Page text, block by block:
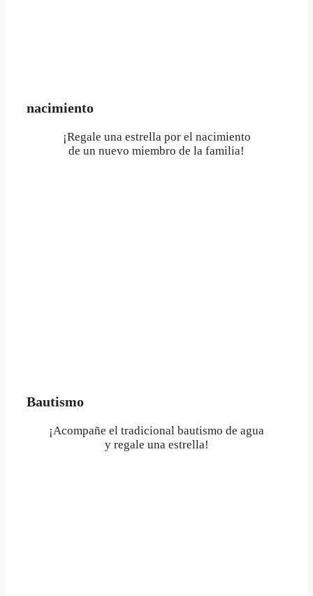
nacimiento
¡Regale una estrella por el nacimiento
de un nuevo miembro de la familia!
Bautismo
¡Acompañe el tradicional bautismo de agua
y regale una estrella!